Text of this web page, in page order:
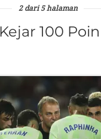
2 dari 5 halaman
100 Poin